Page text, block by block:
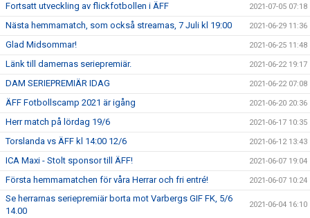
Fortsatt utveckling av flickfotbollen i ÄFF 2021-07-05 07:18
Nästa hemmamatch, som också streamas, 7 Juli kl 19:00 2021-06-29 11:36
Glad Midsommar! 2021-06-25 11:48
Länk till damernas seriepremiär. 2021-06-22 19:17
DAM SERIEPREMIÄR IDAG 2021-06-22 07:08
ÄFF Fotbollscamp 2021 är igång 2021-06-20 20:36
Herr match på lördag 19/6 2021-06-17 10:35
Torslanda vs ÄFF kl 14:00 12/6 2021-06-12 13:43
ICA Maxi - Stolt sponsor till ÄFF! 2021-06-07 19:04
Första hemmamatchen för våra Herrar och fri entré! 2021-06-07 10:24
Se herrarnas seriepremiär borta mot Varbergs GIF FK, 5/6
14.00
2021-06-04 16:10